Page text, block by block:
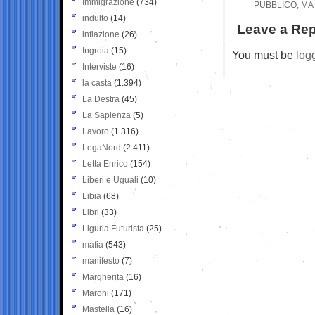
PUBBLICO,
Leave a
You must be
Immigrazione (734)
indulto (14)
inflazione (26)
Ingroia (15)
Interviste (16)
la casta (1.394)
La Destra (45)
La Sapienza (5)
Lavoro (1.316)
LegaNord (2.411)
Letta Enrico (154)
Liberi e Uguali (10)
Libia (68)
Libri (33)
Liguria Futurista (25)
mafia (543)
manifesto (7)
Margherita (16)
Maroni (171)
Mastella (16)